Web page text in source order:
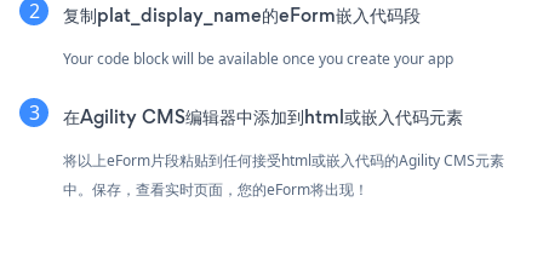
复制plat_display_name的eForm嵌入代码段
Your code block will be available once you create your app
在Agility CMS编辑器中添加到html或嵌入代码元素
将以上eForm片段粘贴到任何接受html或嵌入代码的Agility CMS元素
中。保存，查看实时页面，您的eForm将出现！